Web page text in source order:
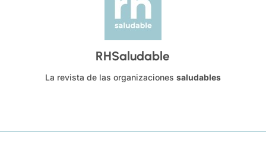
RHSaludable
La revista de las organizaciones saludables